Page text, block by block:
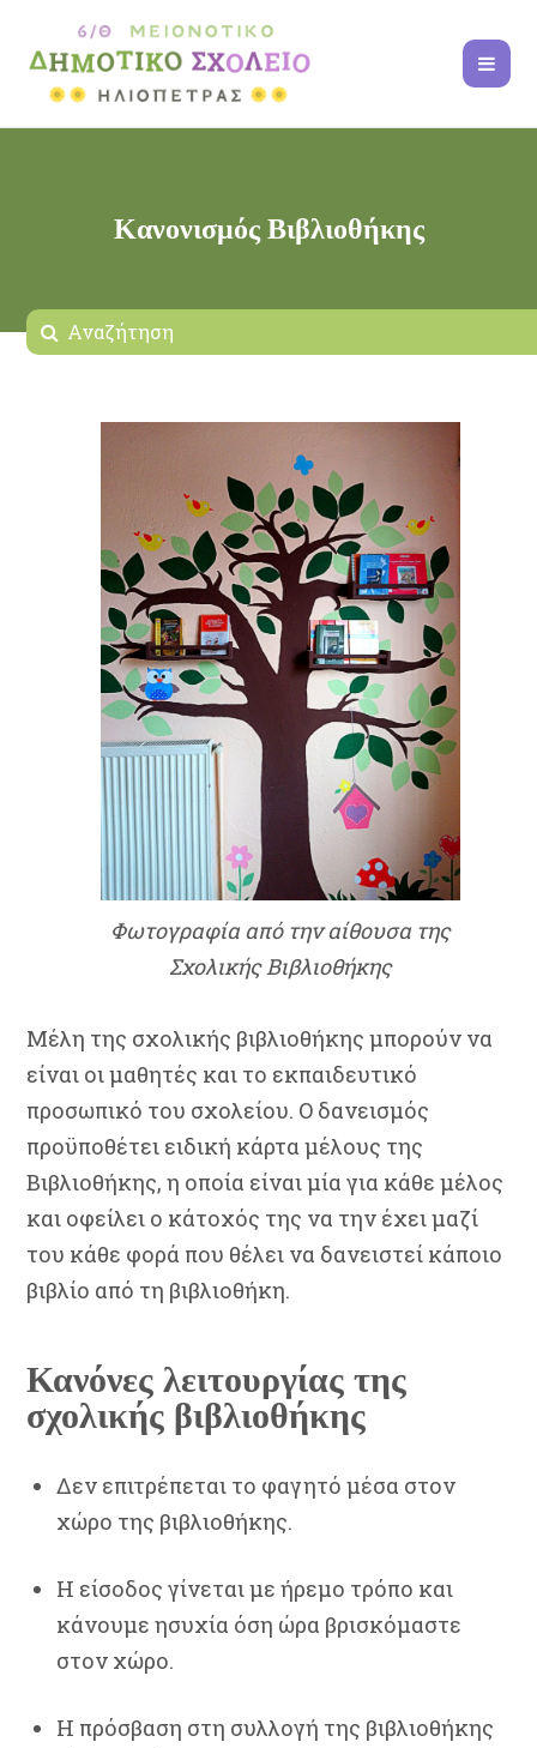
Κανονισμός Βιβλιοθήκης
Φωτογραφία από την αίθουσα της
Σχολικής Βιβλιοθήκης
Μέλη της σχολικής βιβλιοθήκης μπορούν να
είναι οι μαθητές και το εκπαιδευτικό
προσωπικό του σχολείου. Ο δανεισμός
προϋποθέτει ειδική κάρτα μέλους της
Βιβλιοθήκης, η οποία είναι μία για κάθε μέλος
και οφείλει ο κάτοχός της να την έχει μαζί
του κάθε φορά που θέλει να δανειστεί κάποιο
βιβλίο από τη βιβλιοθήκη.
Κανόνες λειτουργίας της
σχολικής βιβλιοθήκης
Δεν επιτρέπεται το φαγητό μέσα στον
χώρο της βιβλιοθήκης.
Η είσοδος γίνεται με ήρεμο τρόπο και
κάνουμε ησυχία όση ώρα βρισκόμαστε
στον χώρο.
Η πρόσβαση στη συλλογή της βιβλιοθήκης